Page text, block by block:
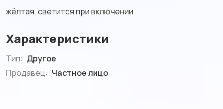
жёлтая, светится при включении
Характеристики
Тип: Другое
Продавец: Частное лицо